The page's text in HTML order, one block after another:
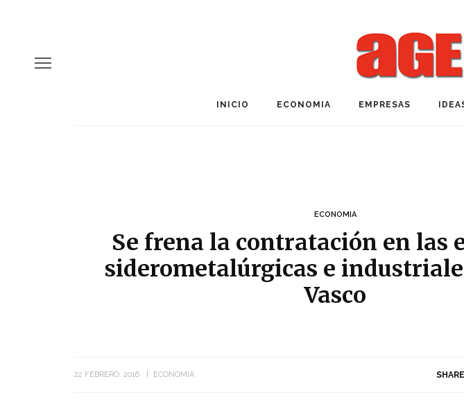
INICIO ECONOMIA EMPRESAS
ECONOMIA
Se frena la contratación en las
siderometalúrgicas e
Vasco
22 FEBRERO, 2016 ECONOMIA SHARE